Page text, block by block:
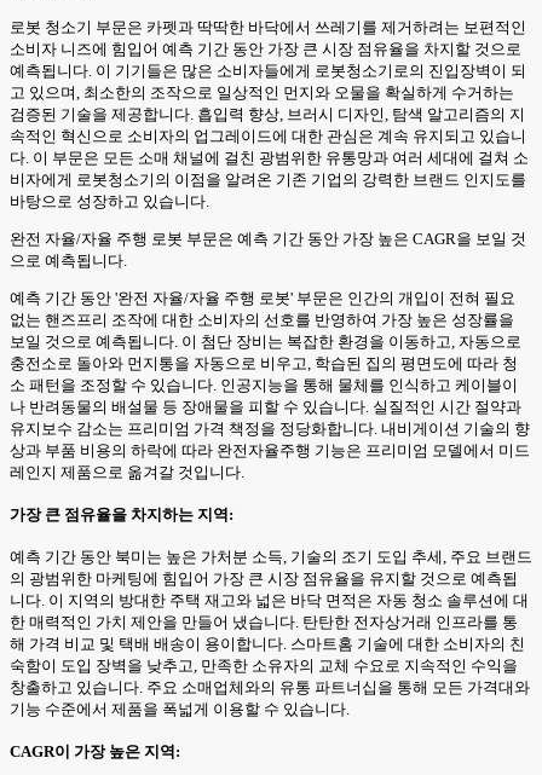
로봇 청소기 부문은 카펫과 딱딱한 바닥에서 쓰레기를 제거하려는 보편적인
소비자 니즈에 힘입어 예측 기간 동안 가장 큰 시장 점유율을 차지할 것으로
예측됩니다. 이 기기들은 많은 소비자들에게 로봇청소기로의 진입장벽이 되
고 있으며, 최소한의 조작으로 일상적인 먼지와 오물을 확실하게 수거하는
검증된 기술을 제공합니다. 흡입력 향상, 브러시 디자인, 탐색 알고리즘의 지
속적인 혁신으로 소비자의 업그레이드에 대한 관심은 계속 유지되고 있습니
다. 이 부문은 모든 소매 채널에 걸친 광범위한 유통망과 여러 세대에 걸쳐 소
비자에게 로봇청소기의 이점을 알려온 기존 기업의 강력한 브랜드 인지도를
바탕으로 성장하고 있습니다.
완전 자율/자율 주행 로봇 부문은 예측 기간 동안 가장 높은 CAGR을 보일 것
으로 예측됩니다.
예측 기간 동안 '완전 자율/자율 주행 로봇' 부문은 인간의 개입이 전혀 필요
없는 핸즈프리 조작에 대한 소비자의 선호를 반영하여 가장 높은 성장률을
보일 것으로 예측됩니다. 이 첨단 장비는 복잡한 환경을 이동하고, 자동으로
충전소로 돌아와 먼지통을 자동으로 비우고, 학습된 집의 평면도에 따라 청
소 패턴을 조정할 수 있습니다. 인공지능을 통해 물체를 인식하고 케이블이
나 반려동물의 배설물 등 장애물을 피할 수 있습니다. 실질적인 시간 절약과
유지보수 감소는 프리미엄 가격 책정을 정당화합니다. 내비게이션 기술의 향
상과 부품 비용의 하락에 따라 완전자율주행 기능은 프리미엄 모델에서 미드
레인지 제품으로 옮겨갈 것입니다.
가장 큰 점유율을 차지하는 지역:
예측 기간 동안 북미는 높은 가처분 소득, 기술의 조기 도입 추세, 주요 브랜드
의 광범위한 마케팅에 힘입어 가장 큰 시장 점유율을 유지할 것으로 예측됩
니다. 이 지역의 방대한 주택 재고와 넓은 바닥 면적은 자동 청소 솔루션에 대
한 매력적인 가치 제안을 만들어 냈습니다. 탄탄한 전자상거래 인프라를 통
해 가격 비교 및 택배 배송이 용이합니다. 스마트홈 기술에 대한 소비자의 친
숙함이 도입 장벽을 낮추고, 만족한 소유자의 교체 수요로 지속적인 수익을
창출하고 있습니다. 주요 소매업체와의 유통 파트너십을 통해 모든 가격대와
기능 수준에서 제품을 폭넓게 이용할 수 있습니다.
CAGR이 가장 높은 지역: